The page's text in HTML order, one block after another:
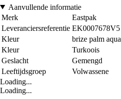
Aanvullende informatie
Merk
Eastpak
Leveranciersreferentie EK0007678V5
Kleur
brize palm aqua
Kleur
Turkoois
Geslacht
Gemengd
Leeftijdsgroep
Volwassene
Loading...
Loading...